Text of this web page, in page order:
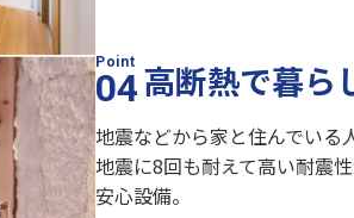
高断熱で暮ら
地震などから家と住んでいる
地震に8回も耐えて高い耐震
安心設備。